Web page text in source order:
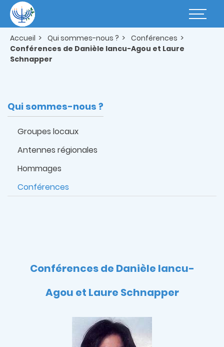
contenu
principal
Basculer
Accueil Qui sommes-nous ?
Conférences
Conférences de Danièle Iancu-Agou et Laure
Schnapper
Qui sommes-nous ?
Groupes locaux
Antennes régionales
Hommages
Conférences
Conférences de Danièle Iancu-
Agou et Laure Schnapper